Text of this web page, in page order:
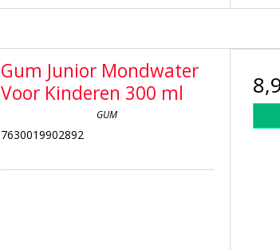
Gum Junior Mondwater
Voor Kinderen 300 ml
GUM
7630019902892